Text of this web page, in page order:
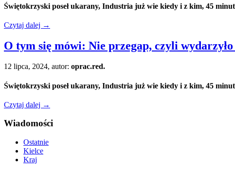
Świętokrzyski poseł ukarany, Industria już wie kiedy i z kim, 45
Czytaj dalej →
O tym się mówi: Nie przegap, czyli
12 lipca, 2024, autor: oprac.red.
Świętokrzyski poseł ukarany, Industria już wie kiedy i z kim, 45
Czytaj dalej →
Wiadomości
Ostatnie
Kielce
Kraj